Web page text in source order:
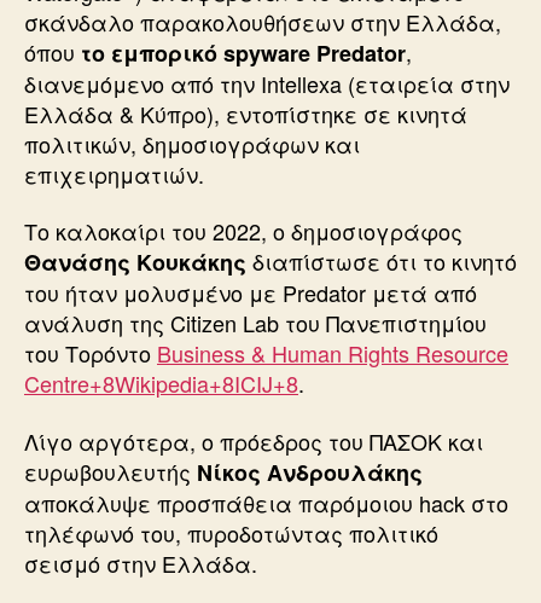
σκάνδαλο παρακολουθήσεων στην Ελλάδα,
όπου το εμπορικό spyware Predator,
διανεμόμενο από την Intellexa (εταιρεία στην
Ελλάδα & Κύπρο), εντοπίστηκε σε κινητά
πολιτικών, δημοσιογράφων και
επιχειρηματιών.
Το καλοκαίρι του 2022, ο δημοσιογράφος
Θανάσης Κουκάκης διαπίστωσε ότι το κινητό
του ήταν μολυσμένο με Predator μετά από
ανάλυση της Citizen Lab του Πανεπιστημίου
του Τορόντο Business & Human Rights Resource
Centre+8Wikipedia+8ICIJ+8.
Λίγο αργότερα, ο πρόεδρος του ΠΑΣΟΚ και
ευρωβουλευτής Νίκος Ανδρουλάκης
αποκάλυψε προσπάθεια παρόμοιου hack στο
τηλέφωνό του, πυροδοτώντας πολιτικό
σεισμό στην Ελλάδα.